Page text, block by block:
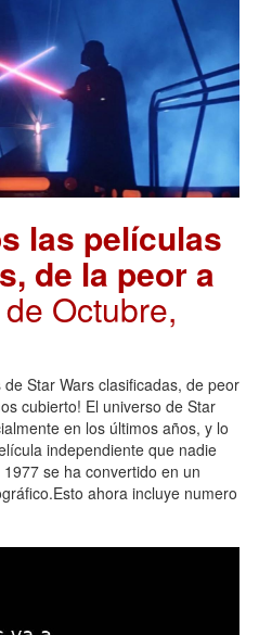
las películas
de la peor a
Octubre,
Star Wars clasificadas, de peor
cubierto! El universo de Star
en los últimos años, y lo
independiente que nadie
se ha convertido en un
ahora incluye numero